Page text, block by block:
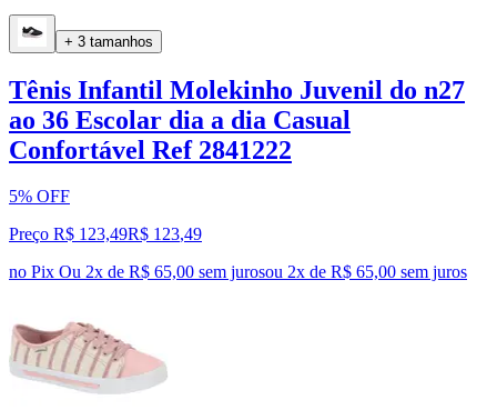
+ 3 tamanhos
Tênis Infantil Molekinho Juvenil do n27
ao 36 Escolar dia a dia Casual
Confortável Ref 2841222
5% OFF
Preço R$ 123,49R$ 123,49
no Pix Ou 2x de R$ 65,00 sem jurosou 2x de R$ 65,00 sem juros